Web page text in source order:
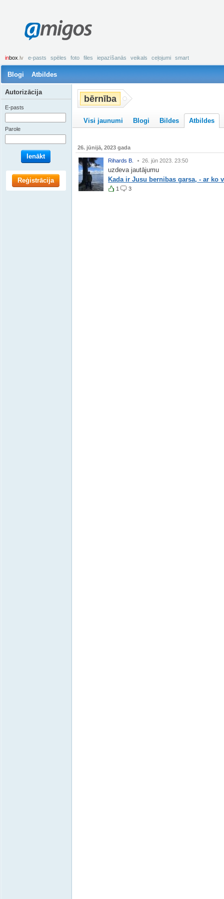
amigos
inbox .lv e-pasts spēles foto files iepazīšanās veikals ceļojumi smart
Blogi Atbildes
bērnība
Visi jaunumi Blogi Bildes Atbildes
26. jūnijā, 2023 gada
Rihards B. 26. jūn 2023. 23:50
uzdeva jautājumu
Kada ir Jusu bernibas garsa, - ar ko
1 3
Autorizācija
E-pasts
Parole
Ienākt
Reģistrācija